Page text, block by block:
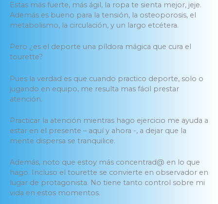
Estas más fuerte, más ágil, la ropa te sienta mejor, jeje.
Además es bueno para la tensión, la osteoporosis, el
metabolismo, la circulación, y un largo etcétera.
Pero ¿es el deporte una píldora mágica que cura el
tourette?
Pues la verdad es que cuando practico deporte, solo o
jugando en equipo, me resulta mas fácil prestar
atención.
Practicar la atención mientras hago ejercicio me ayuda a
estar en el presente – aquí y ahora -, a dejar que la
mente dispersa se tranquilice.
Además, noto que estoy más concentrad@ en lo que
hago. Incluso el tourette se convierte en observador en
lugar de protagonista. No tiene tanto control sobre mi
vida en estos momentos.